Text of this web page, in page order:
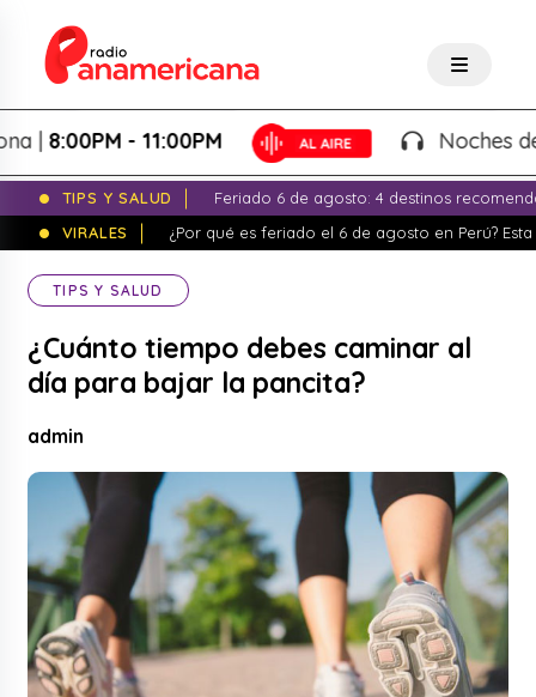
- 11:00PM Noches de
TIPS Y SALUD
Feriado 6 de agosto: 4 destinos
VIRALES
¿Por qué es feriado el 6 de agosto en Perú?
TIPS Y SALUD
¿Cuánto tiempo debes caminar al
día para bajar la pancita?
admin